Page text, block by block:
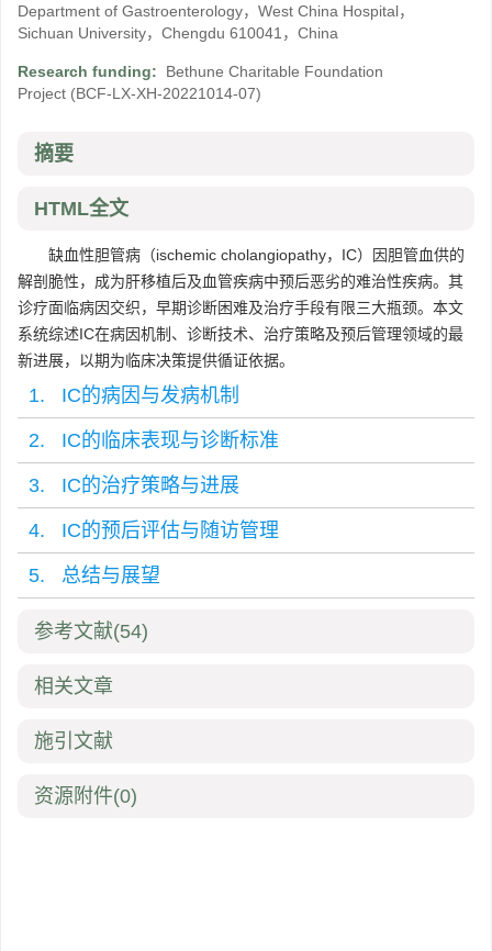
Department of Gastroenterology，West China Hospital，
Sichuan University，Chengdu 610041，China
Research funding:
Bethune Charitable Foundation
Project (BCF-LX-XH-20221014-07)
摘要
HTML全文
缺血性胆管病（ischemic cholangiopathy，IC）因胆管血供的
解剖脆性，成为肝移植后及血管疾病中预后恶劣的难治性疾病。其
诊疗面临病因交织，早期诊断困难及治疗手段有限三大瓶颈。本文
系统综述IC在病因机制、诊断技术、治疗策略及预后管理领域的最
新进展，以期为临床决策提供循证依据。
1. IC的病因与发病机制
2. IC的临床表现与诊断标准
3. IC的治疗策略与进展
4. IC的预后评估与随访管理
5. 总结与展望
参考文献(54)
相关文章
施引文献
资源附件(0)